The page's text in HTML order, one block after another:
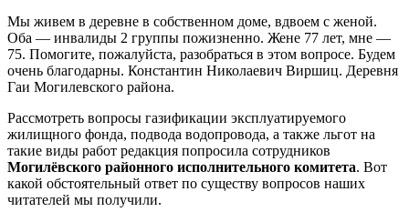
Мы живем в деревне в собственном доме, вдвоем с женой.
Оба — инвалиды 2 группы пожизненно. Жене 77 лет, мне —
75. Помогите, пожалуйста, разобраться в этом вопросе. Будем
очень благодарны. Константин Николаевич Виршиц. Деревня
Гаи Могилевского района.
Рассмотреть вопросы газификации эксплуатируемого
жилищного фонда, подвода водопровода, а также льгот на
такие виды работ редакция попросила сотрудников
Могилёвского районного исполнительного комитета. Вот
какой обстоятельный ответ по существу вопросов наших
читателей мы получили.